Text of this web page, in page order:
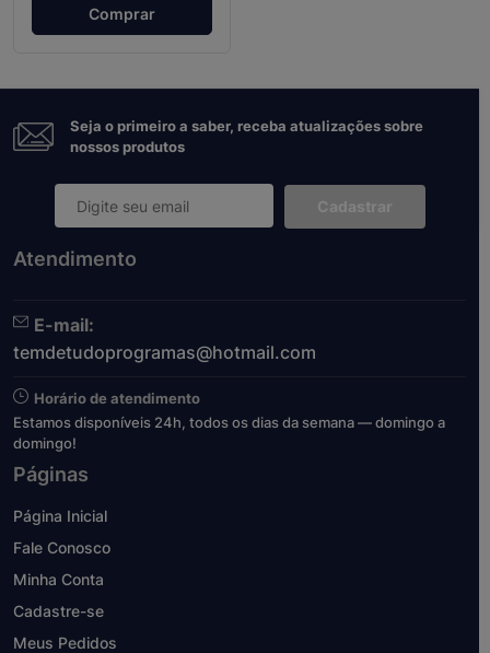
Comprar
Seja o primeiro a saber, receba atualizações sobre
nossos produtos
Cadastrar
Atendimento
E-mail:
temdetudoprogramas@hotmail.com
Horário de atendimento
Estamos disponíveis 24h, todos os dias da semana — domingo a
domingo!
Páginas
Página Inicial
Fale Conosco
Minha Conta
Cadastre-se
Meus Pedidos